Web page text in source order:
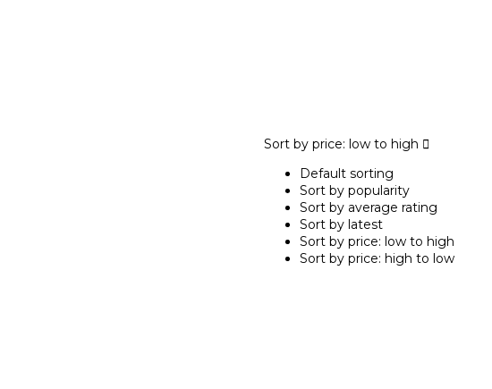
Sort by price: low to high
Default sorting
Sort by popularity
Sort by average rating
Sort by latest
Sort by price: low to high
Sort by price: high to low